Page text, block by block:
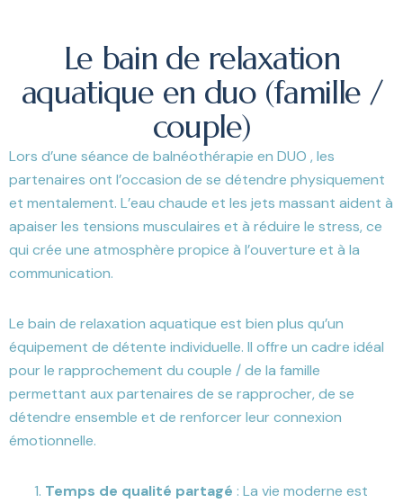
Le bain de relaxation
aquatique en duo (famille /
couple)
Lors d’une séance de balnéothérapie en DUO , les
partenaires ont l’occasion de se détendre physiquement
et mentalement. L’eau chaude et les jets massant aident à
apaiser les tensions musculaires et à réduire le stress, ce
qui crée une atmosphère propice à l’ouverture et à la
communication.
Le bain de relaxation aquatique est bien plus qu’un
équipement de détente individuelle. Il offre un cadre idéal
pour le rapprochement du couple / de la famille
permettant aux partenaires de se rapprocher, de se
détendre ensemble et de renforcer leur connexion
émotionnelle.
Temps de qualité partagé : La vie moderne est